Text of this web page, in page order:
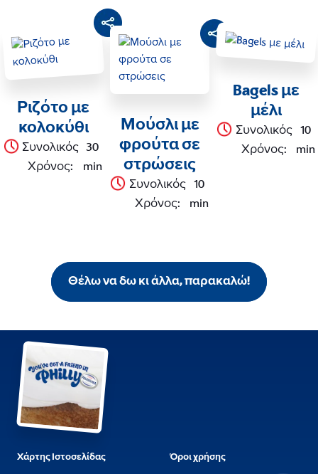
Ριζότο με
κολοκύθι
Συνολικός
Χρόνος:
30
min
Μούσλι με
φρούτα σε
στρώσεις
Συνολικός
Χρόνος:
10
min
Bagels με
μέλι
Συνολικός
Χρόνος:
10
min
Θέλω να δω κι άλλα, παρακαλώ!
Χάρτης Ιστοσελίδας Όροι χρήσης